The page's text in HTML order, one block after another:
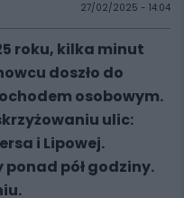
27/02/2025 - 14:04
roku, kilka minut
doszło do
osobowym.
ulic:
i Lipowej.
pół godziny.